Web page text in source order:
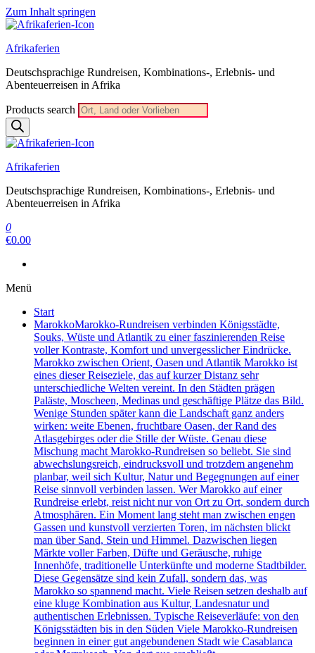
Zum Inhalt springen
Afrikaferien
Deutschsprachige Rundreisen, Kombinations-, Erlebnis- und
Abenteuerreisen in Afrika
Products search
Afrikaferien
Deutschsprachige Rundreisen, Kombinations-, Erlebnis- und
Abenteuerreisen in Afrika
0
€0.00
Menü
Start
MarokkoMarokko-Rundreisen verbinden Königsstädte,
Souks, Wüste und Atlantik zu einer faszinierenden Reise
voller Kontraste, Komfort und unvergesslicher Eindrücke.
Marokko zwischen Orient, Oasen und Atlantik Marokko ist
eines dieser Reiseziele, das auf kurzer Distanz sehr
unterschiedliche Welten vereint. In den Städten prägen
Paläste, Moscheen, Medinas und geschäftige Plätze das Bild.
Wenige Stunden später kann die Landschaft ganz anders
wirken: weite Ebenen, fruchtbare Oasen, der Rand des
Atlasgebirges oder die Stille der Wüste. Genau diese
Mischung macht Marokko-Rundreisen so beliebt. Sie sind
abwechslungsreich, eindrucksvoll und trotzdem angenehm
planbar, weil sich Kultur, Natur und Begegnungen auf einer
Reise sinnvoll verbinden lassen. Wer Marokko auf einer
Rundreise erlebt, reist nicht nur von Ort zu Ort, sondern durch
Atmosphären. Ein Moment lang steht man zwischen engen
Gassen und kunstvoll verzierten Toren, im nächsten blickt
man über Sand, Stein und Himmel. Dazwischen liegen
Märkte voller Farben, Düfte und Geräusche, ruhige
Innenhöfe, traditionelle Unterkünfte und moderne Stadtbilder.
Diese Gegensätze sind kein Zufall, sondern das, was
Marokko so spannend macht. Viele Reisen setzen deshalb auf
eine kluge Kombination aus Kultur, Landesnatur und
authentischen Erlebnissen. Typische Reiseverläufe: von den
Königsstädten bis in den Süden Viele Marokko-Rundreisen
beginnen in einer gut angebundenen Stadt wie Casablanca